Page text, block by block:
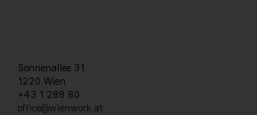
Sonnenallee 31
1220 Wien
+43 1 288 80
office@wienwork.at